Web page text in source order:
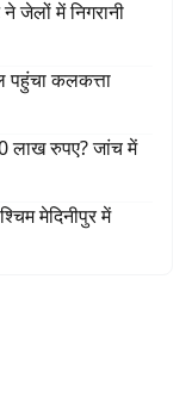
जेलों में निगरानी
पहुंचा कलकत्ता
लाख रुपए? जांच में
मेदिनीपुर में